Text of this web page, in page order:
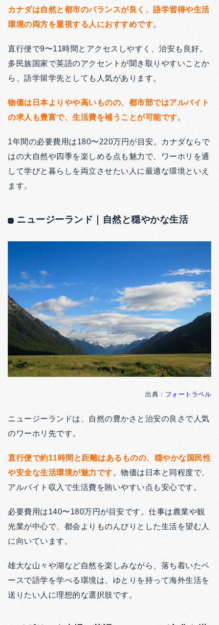
カナダは自然と都市のバランスが良く、語学習得や生活
環境の両方を重視する人におすすめです。
直行便で9〜11時間とアクセスしやすく、治安も良好。
多民族国家で英語のアクセントが聞き取りやすいことか
ら、語学留学先としても人気があります。
物価は日本よりやや高いものの、都市部ではアルバイト
の求人も豊富で、生活費を補うことが可能です。
1年間の必要費用は180〜220万円が目安。カナダならで
はの大自然や四季を楽しめる点も魅力で、ワーホリを通
して学びと暮らしを両立させたい人に最適な環境といえ
ます。
ニュージーランド｜自然と穏やかな生活
出典： フォートラベル
ニュージーランドは、自然の豊かさと治安の良さで人気
のワーホリ先です。
直行便で約11時間と距離はあるものの、穏やかな国民性
や安全な生活環境が魅力です。物価は日本と同程度で、
アルバイト収入で生活費を賄いやすい点も安心です。
必要費用は140〜180万円が目安です。仕事は農業や観
光業が中心で、都会よりものんびりとした生活を望む人
に向いています。
雄大な山々や湖など自然を楽しみながら、落ち着いたペ
ースで語学を学べる環境は、ゆとりを持って海外生活を
送りたい人に理想的な選択肢です。